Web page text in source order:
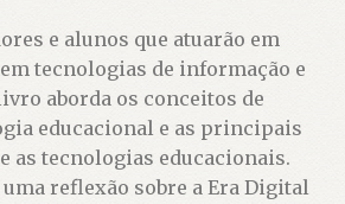
e alunos que atuarão em
tecnologias de informação e
aborda os conceitos de
educacional e as principais
as tecnologias educacionais.
reflexão sobre a Era Digital